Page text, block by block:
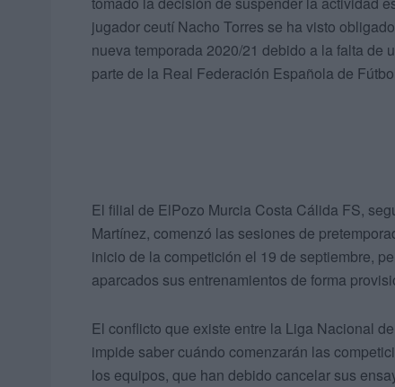
jugador ceutí Nacho Torres se ha visto
nueva temporada 2020/21 debido a la falta de
parte de la Real Federación Española de
El filial de ElPozo Murcia Costa Cálida FS,
Martínez, comenzó las sesiones de
inicio de la competición el 19 de septiembre,
aparcados sus entrenamientos de forma
El conflicto que existe entre la Liga Nacional
impide saber cuándo comenzarán las
los equipos, que han debido cancelar sus